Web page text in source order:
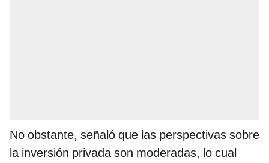
No obstante, señaló que las perspectivas sobre
la inversión privada son moderadas, lo cual